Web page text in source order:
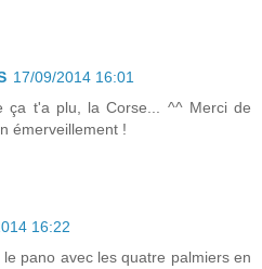
17/09/2014 16:01
ça t'a plu, la Corse... ^^ Merci de
émerveillement !
16:22
pano avec les quatre palmiers en